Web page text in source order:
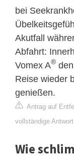
bei
Akutfall
Abfahrt:
Vomex A®
Reise wieder
genießen.
Antrag auf
vollständige
Wie